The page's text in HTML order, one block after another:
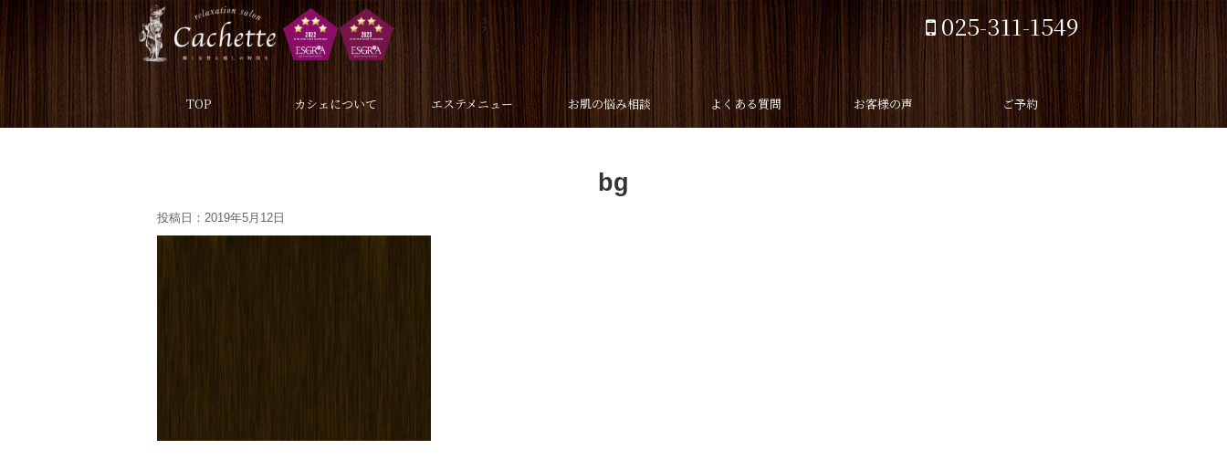
新潟市のリラクゼーションサロン Cachette（カシェ）025-311-1549
TOP カシェについて エステメニュー お肌の悩み相談 よくある質問 お客様の声 ご予約
bg
投稿日： 2019年5月12日